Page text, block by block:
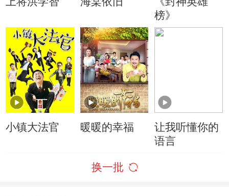
榜》
小镇大法官 暖暖的幸福
让我听懂你的
语言
换一批